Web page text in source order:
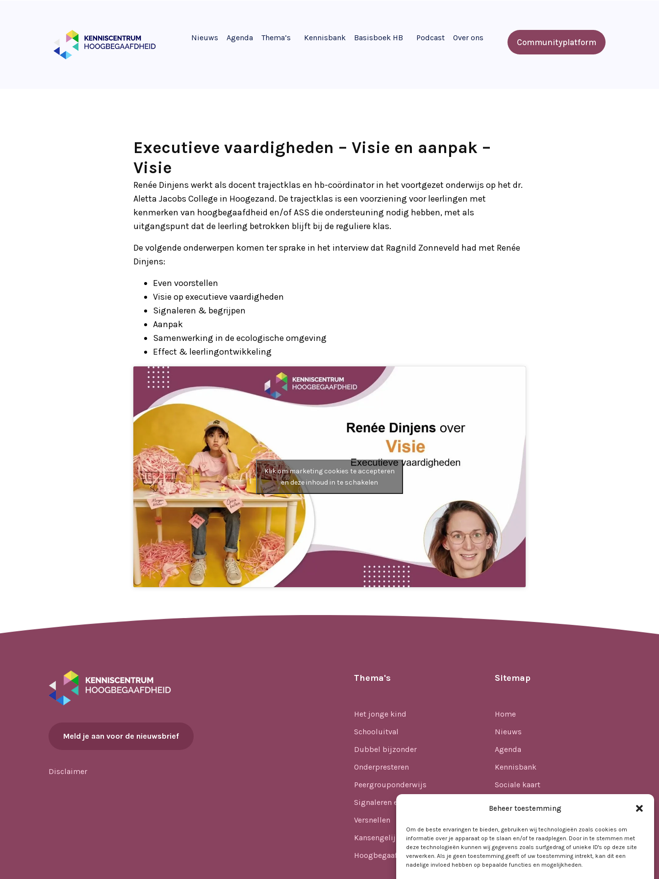
Beheer toestemming
Om de beste ervaringen te bieden, gebruiken wij technologieën zoals cookies om
informatie over je apparaat op te slaan en/of te raadplegen. Door in te stemmen met
deze technologieën kunnen wij gegevens zoals surfgedrag of unieke ID's op deze site
verwerken. Als je geen toestemming geeft of uw toestemming intrekt, kan dit een
nadelige invloed hebben op bepaalde functies en mogelijkheden.
Nieuws Agenda Thema’s Kennisbank Basisboek HB Podcast Over ons Communityplatform
Executieve vaardigheden – Visie en aanpak –
Visie
Renée Dinjens werkt als docent trajectklas en hb-coördinator in het voortgezet onderwijs op het dr.
Aletta Jacobs College in Hoogezand. De trajectklas is een voorziening voor leerlingen met
kenmerken van hoogbegaafdheid en/of ASS die ondersteuning nodig hebben, met als
uitgangspunt dat de leerling betrokken blijft bij de reguliere klas.
De volgende onderwerpen komen ter sprake in het interview dat Ragnild Zonneveld had met Renée
Dinjens:
Even voorstellen
Visie op executieve vaardigheden
Signaleren & begrijpen
Aanpak
Samenwerking in de ecologische omgeving
Effect & leerlingontwikkeling
Klik om marketing cookies te accepteren
en deze inhoud in te schakelen
Meld je aan voor de nieuwsbrief
Disclaimer
Thema's
Het jonge kind
Schooluitval
Dubbel bijzonder
Onderpresteren
Peergrouponderwijs
Signaleren en identificeren
Versnellen
Kansengelijkheid
Hoogbegaafdheid in het VO
Sitemap
Home
Nieuws
Agenda
Kennisbank
Sociale kaart